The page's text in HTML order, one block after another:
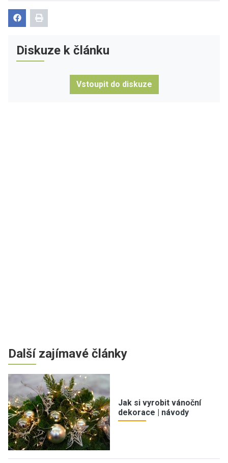
Diskuze k článku
Vstoupit do diskuze
Další zajímavé články
Jak si vyrobit vánoční
dekorace | návody